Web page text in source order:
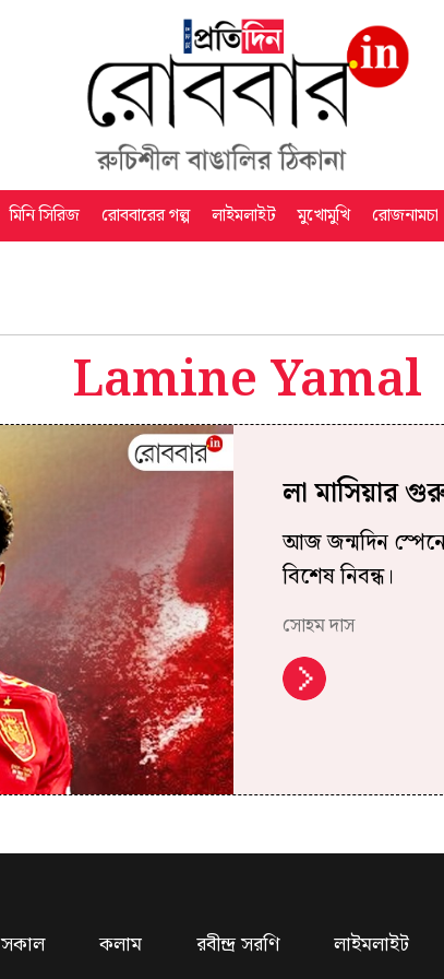
মিনি সিরিজ রোববারের গল্প লাইমলাইট মুখোমুখি রোজনামচা
Lamine Yamal
লা মাসিয়ার
আজ জন্মদিন
বিশেষ নিবন্ধ।
সোহম দাস
সকাল কলাম রবীন্দ্র সরণি লাইমলাইট